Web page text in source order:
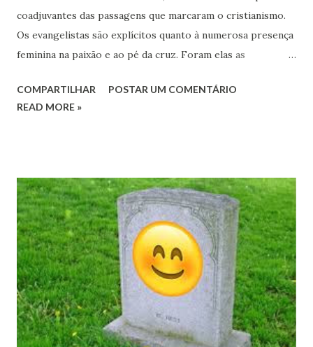
coadjuvantes das passagens que marcaram o cristianismo.
Os evangelistas são explícitos quanto à numerosa presença
feminina na paixão e ao pé da cruz. Foram elas as
Historicamente, o patriarcado ancestral tem dominado a
trajetória do cristianismo. A exemplo de Deus, o “Pai” e não
participaram, como protagonizaram boa parte dos
momentos cruciais da vida de Cristo.
COMPARTILHAR
POSTAR UM COMENTÁRIO
READ MORE »